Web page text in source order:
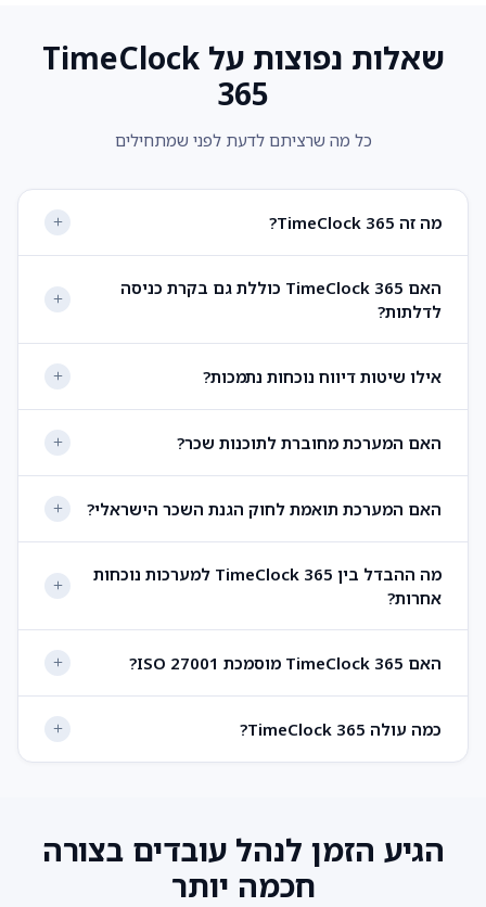
שאלות נפוצות על TimeClock
365
כל מה שרציתם לדעת לפני שמתחילים
מה זה TimeClock 365?
האם TimeClock 365 כוללת גם בקרת כניסה
לדלתות?
אילו שיטות דיווח נוכחות נתמכות?
האם המערכת מחוברת לתוכנות שכר?
האם המערכת תואמת לחוק הגנת השכר הישראלי?
מה ההבדל בין TimeClock 365 למערכות נוכחות
אחרות?
האם TimeClock 365 מוסמכת ISO 27001?
כמה עולה TimeClock 365?
הגיע הזמן לנהל עובדים בצורה
חכמה יותר